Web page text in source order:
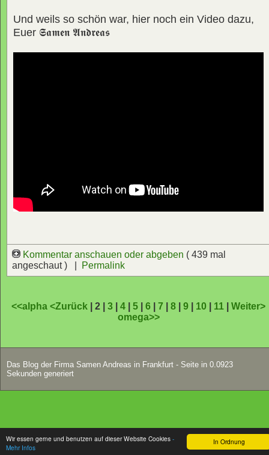
In Ordnung
Wir essen gerne und benutzen auf dieser Website Cookies -
Mehr Infos
Und weils so schön war, hier noch ein Video dazu,
Euer 𝕾𝖆𝖒𝖊𝖓 𝕬𝖓𝖉𝖗𝖊𝖆𝖘
Kommentar anschauen oder abgeben ( 439 mal
angeschaut ) |
Permalink
<<alpha<Zurück | 2 |3 |4 |5 |6 |7 |8 |9 10 11 |Weiter>
omega>>
Das Blog der Firma Samen Andreas in Frankfurt - Seite in 0.0923
Sekunden generiert